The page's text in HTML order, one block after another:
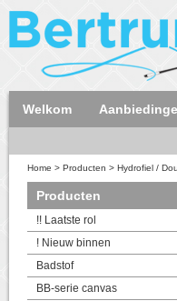
Welkom
Home > Producten > Hydrofiel /
Producten
!! Laatste rol
! Nieuw binnen
Badstof
BB-serie canvas